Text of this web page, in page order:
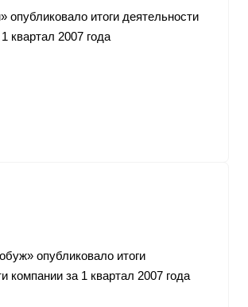
итоги деятельности
квартал 2007 года
опубликовало итоги
компании за 1 квартал 2007 года